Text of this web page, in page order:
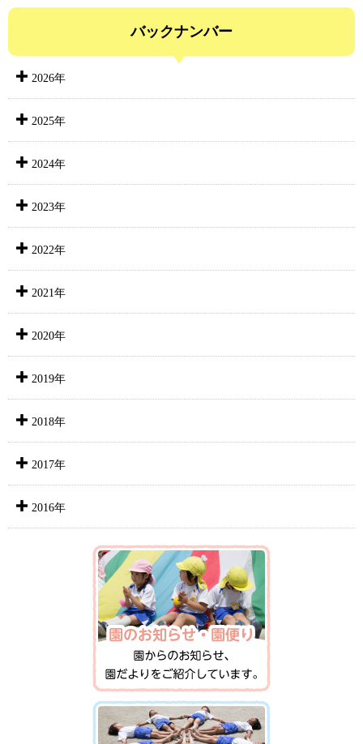
バックナンバー
2026年
2025年
2024年
2023年
2022年
2021年
2020年
2019年
2018年
2017年
2016年